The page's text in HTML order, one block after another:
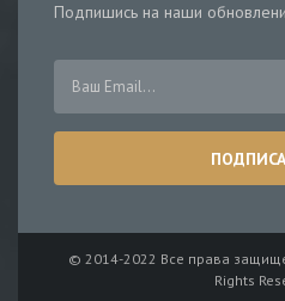
Подпишись на наши
© 2014-2022 Все права
Rights